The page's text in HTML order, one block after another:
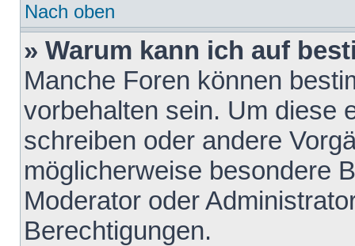
Nach oben
» Warum kann ich auf
Manche Foren können
vorbehalten sein. Um diese
schreiben oder andere
möglicherweise besondere
Moderator oder
Berechtigungen.